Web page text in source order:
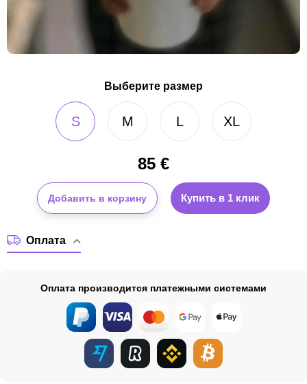
Выберите размер
S M L XL
85 €
Добавить в корзину Купить в 1 клик
Оплата
Оплата производится платежными системами